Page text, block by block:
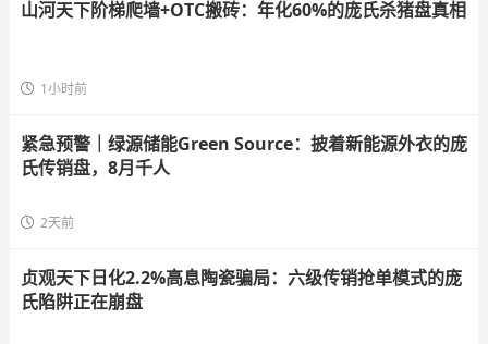
山河天下阶梯爬墙+OTC搬砖：年化60%的庞氏杀猪盘真相
1小时前
紧急预警｜绿源储能Green Source：披着新能源外衣的庞
氏传销盘，8月千人
2天前
贞观天下日化2.2%高息陶瓷骗局：六级传销抢单模式的庞
氏陷阱正在崩盘